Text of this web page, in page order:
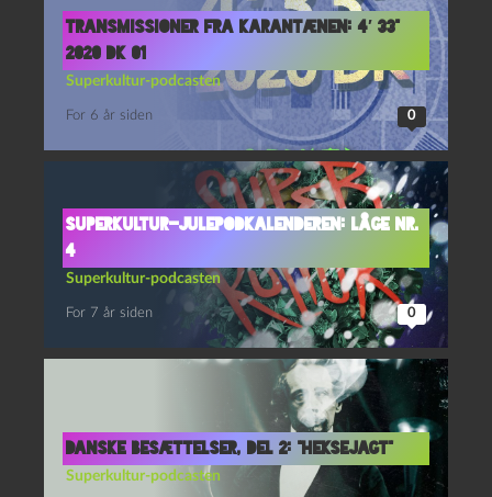
Transmissioner fra karantænen: 4′ 33”
2020 DK 01
Superkultur-podcasten
For 6 år siden 0
Superkultur-julepodkalenderen: Låge nr.
4
Superkultur-podcasten
For 7 år siden 0
Danske besættelser, del 2: “Heksejagt”
Superkultur-podcasten